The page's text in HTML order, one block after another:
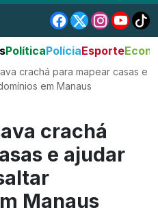
PolíticaPolíciaEsporte
crachá para mapear casas e
em Manaus
crachá
e ajudar
Manaus